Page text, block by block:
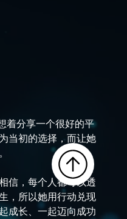
着分享一个很好的平
当初的选择，而让她
信，每个人都可以透
，所以她用行动兑现
成长、一起迈向成功